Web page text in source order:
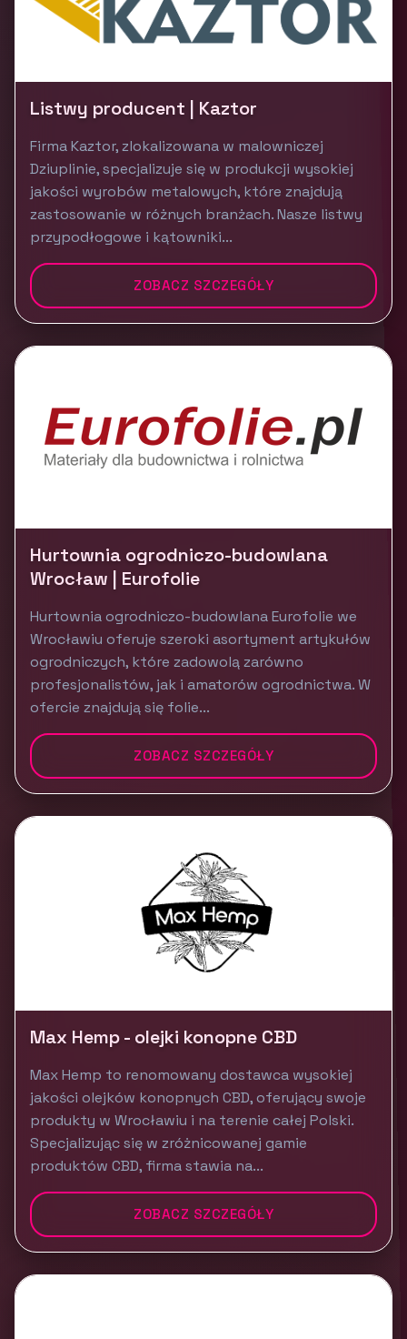
Listwy producent | Kaztor
Firma Kaztor, zlokalizowana w malowniczej
Dziuplinie, specjalizuje się w produkcji wysokiej
jakości wyrobów metalowych, które znajdują
zastosowanie w różnych branżach. Nasze listwy
przypodłogowe i kątowniki...
ZOBACZ SZCZEGÓŁY
Hurtownia ogrodniczo-budowlana
Wrocław | Eurofolie
Hurtownia ogrodniczo-budowlana Eurofolie we
Wrocławiu oferuje szeroki asortyment artykułów
ogrodniczych, które zadowolą zarówno
profesjonalistów, jak i amatorów ogrodnictwa. W
ofercie znajdują się folie...
ZOBACZ SZCZEGÓŁY
Max Hemp - olejki konopne CBD
Max Hemp to renomowany dostawca wysokiej
jakości olejków konopnych CBD, oferujący swoje
produkty w Wrocławiu i na terenie całej Polski.
Specjalizując się w zróżnicowanej gamie
produktów CBD, firma stawia na...
ZOBACZ SZCZEGÓŁY